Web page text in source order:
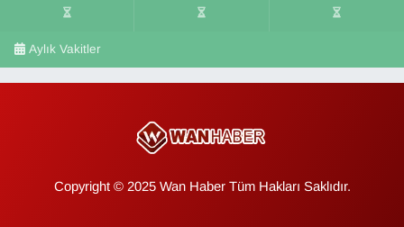
Aylık Vakitler
Copyright © 2025 Wan Haber Tüm Hakları Saklıdır.